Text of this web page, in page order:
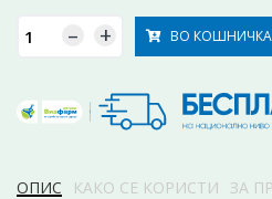
– + ВО КОШНИЧКА
ОПИС КАКО СЕ КОРИСТИ ЗА